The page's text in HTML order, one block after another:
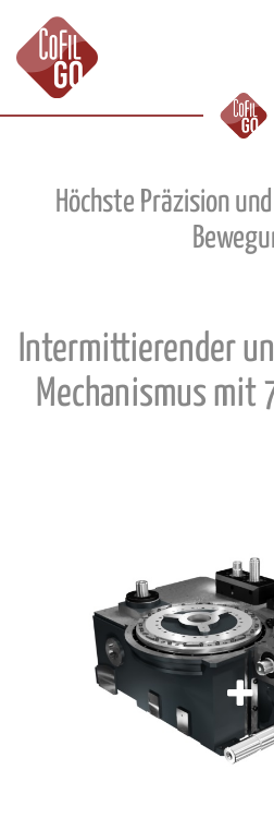
Höchste Präzision
Intermittierender
Mechanismus mit